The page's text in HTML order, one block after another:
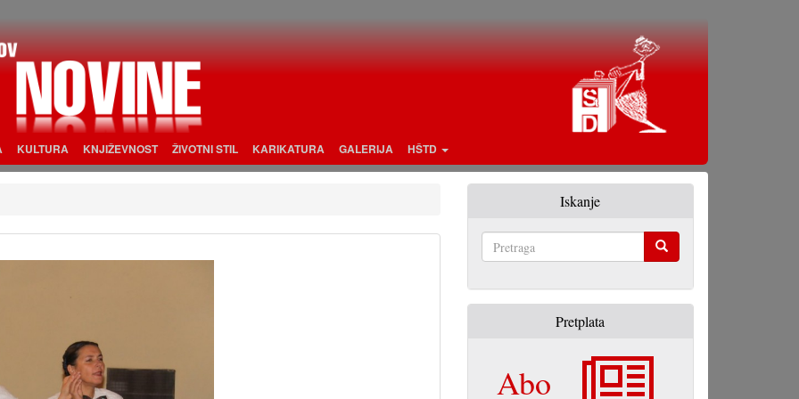
KULTURA KNJIŽEVNOST ŽIVOTNI STIL KARIKATURA GALERIJA HŠTD
Iskanje
Pretplata
Abo